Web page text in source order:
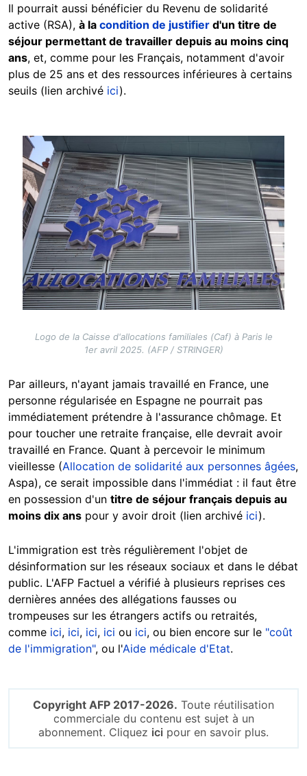
Il pourrait aussi bénéficier du Revenu de solidarité
active (RSA), à la condition de justifier d'un titre de
séjour permettant de travailler depuis au moins cinq
ans, et, comme pour les Français, notamment d'avoir
plus de 25 ans et des ressources inférieures à certains
seuils (lien archivé ici).
Image
Logo de la Caisse d'allocations familiales (Caf) à Paris le
1er avril 2025. (AFP / STRINGER)
Par ailleurs, n'ayant jamais travaillé en France, une
personne régularisée en Espagne ne pourrait pas
immédiatement prétendre à l'assurance chômage. Et
pour toucher une retraite française, elle devrait avoir
travaillé en France. Quant à percevoir le minimum
vieillesse (Allocation de solidarité aux personnes âgées,
Aspa), ce serait impossible dans l'immédiat : il faut être
en possession d'un titre de séjour français depuis au
moins dix ans pour y avoir droit (lien archivé ici).
L'immigration est très régulièrement l'objet de
désinformation sur les réseaux sociaux et dans le débat
public. L'AFP Factuel a vérifié à plusieurs reprises ces
dernières années des allégations fausses ou
trompeuses sur les étrangers actifs ou retraités,
comme ici, ici, ici, ici ou ici, ou bien encore sur le "coût
de l'immigration", ou l'Aide médicale d'Etat.
Copyright AFP 2017-2026. Toute réutilisation
commerciale du contenu est sujet à un
abonnement. Cliquez ici pour en savoir plus.